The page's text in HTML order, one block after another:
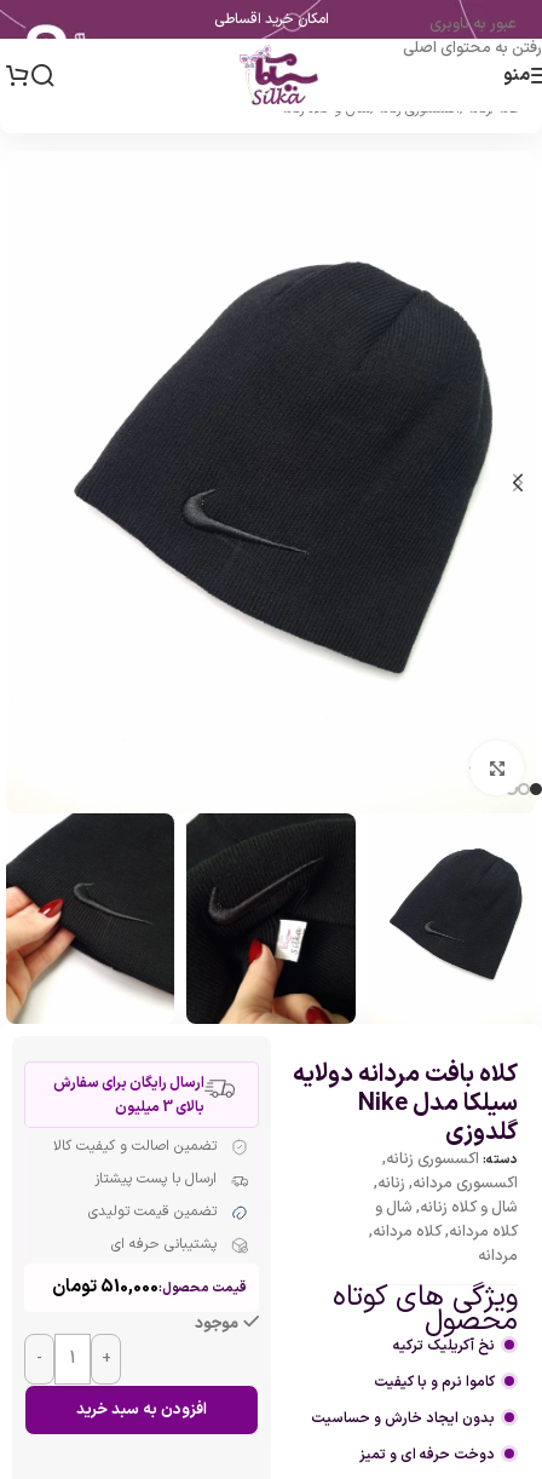
عبور به ناوبری
رفتن به محتوای اصلی
امکان خرید اقساطی
منو
خانه /زنانه /اکسسوری زنانه /شال و کلاه زنانه
بزرگنمایی تصویر
کلاه بافت مردانه دولایه
سیلکا مدل Nike
گلدوزی
دسته: اکسسوری زنانه,
اکسسوری مردانه, زنانه,
شال و کلاه زنانه, شال و
کلاه مردانه,کلاه مردانه,
مردانه
ویژگی های کوتاه
محصول
نخ آکریلیک ترکیه
کاموا نرم و با کیفیت
بدون ایجاد خارش و حساسیت
دوخت حرفه ای و تمیز
ارسال رایگان برای سفارش
بالای 3 میلیون
تضمین اصالت و کیفیت کالا
ارسال با پست پیشتاز
تضمین قیمت تولیدی
پشتیبانی حرفه ای
قیمت محصول:510,000تومان
موجود
-
+
افزودن به سبد خرید